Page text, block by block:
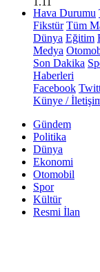
Hava Durumu
Fikstür Tüm
Dünya Eğitim
Medya
Son Dakika
Haberleri
Facebook
Künye /
Gündem
Politika
Dünya
Ekonomi
Otomobil
Spor
Kültür
Resmi İlan